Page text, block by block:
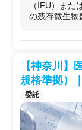
【10】 技術
（IFU）ま
の残存微生物
【神奈川】
規格準拠）
委託